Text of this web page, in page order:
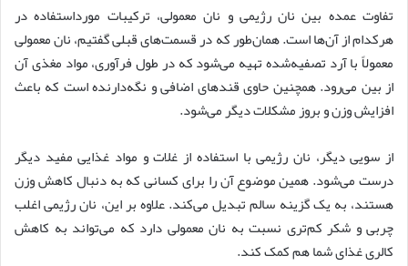
تفاوت عمده بین نان رژیمی و نان معمولی، ترکیبات مورداستفاده در
هرکدام از آن‌ها است. همان‌طور که در قسمت‌های قبلی گفتیم، نان معمولی
معمولاً با آرد تصفیه‌شده تهیه می‌شود که در طول فرآوری، مواد مغذی آن
از بین می‌رود. همچنین حاوی قندهای اضافی و نگه‌دارنده است که باعث
افزایش وزن و بروز مشکلات دیگر می‌شود.
از سویی دیگر، نان رژیمی با استفاده از غلات و مواد غذایی مفید دیگر
درست می‌شود. همین موضوع آن را برای کسانی که به دنبال کاهش وزن
هستند، به یک گزینه سالم‌ تبدیل می‌کند. علاوه بر این، نان رژیمی اغلب
چربی و شکر کم‌تری نسبت به نان معمولی دارد که می‌تواند به کاهش
کالری غذای شما هم کمک کند.